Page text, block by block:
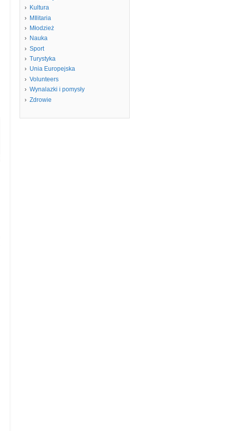
Kultura
MIlitaria
Młodzież
Nauka
Sport
Turystyka
Unia Europejska
Volunteers
Wynalazki i pomysły
Zdrowie